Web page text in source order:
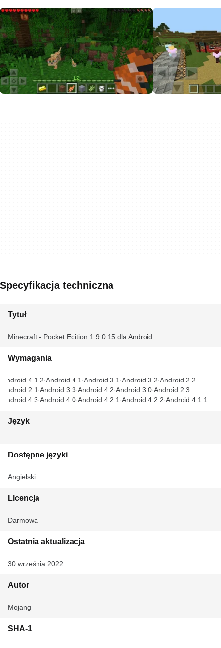
Specyfikacja techniczna
Tytuł
Minecraft - Pocket Edition 1.9.0.15 dla Android
Wymagania
Android 4.1.2 Android 4.1 Android 3.1 Android 3.2 Android 2.2
Android 2.1 Android 3.3 Android 4.2 Android 3.0 Android 2.3
Android 4.3 Android 4.0 Android 4.2.1 Android 4.2.2 Android 4.1.1
Język
Dostępne języki
Angielski
Licencja
Darmowa
Ostatnia aktualizacja
30 września 2022
Autor
Mojang
SHA-1